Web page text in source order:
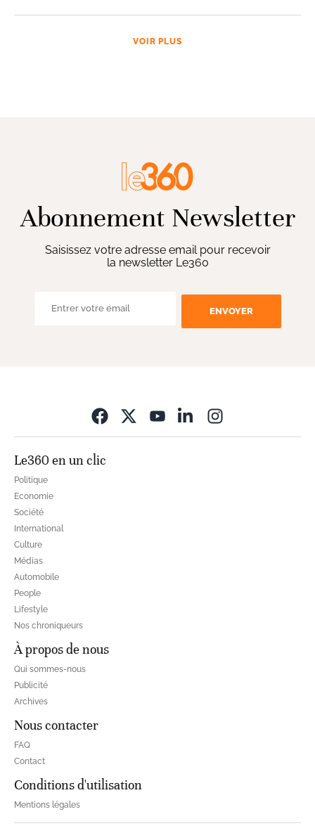
VOIR PLUS
Abonnement Newsletter
Saisissez votre adresse email pour recevoir
la newsletter Le360
ENVOYER
Le360 en un clic
Politique
Economie
Société
International
Culture
Médias
Automobile
People
Lifestyle
Nos chroniqueurs
À propos de nous
Qui sommes-nous
Publicité
Archives
Nous contacter
FAQ
Contact
Conditions d'utilisation
Mentions légales